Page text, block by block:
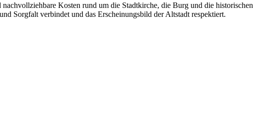
Kosten rund um die Stadtkirche, die Burg und die historischen
Sorgfalt verbindet und das Erscheinungsbild der Altstadt respektiert.